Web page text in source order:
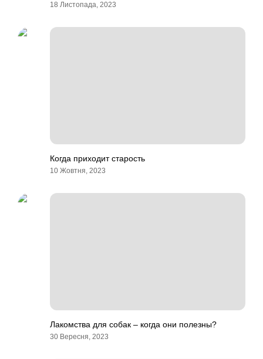
18 Листопада, 2023
Когда приходит старость
10 Жовтня, 2023
Лакомства для собак – когда они полезны?
30 Вересня, 2023